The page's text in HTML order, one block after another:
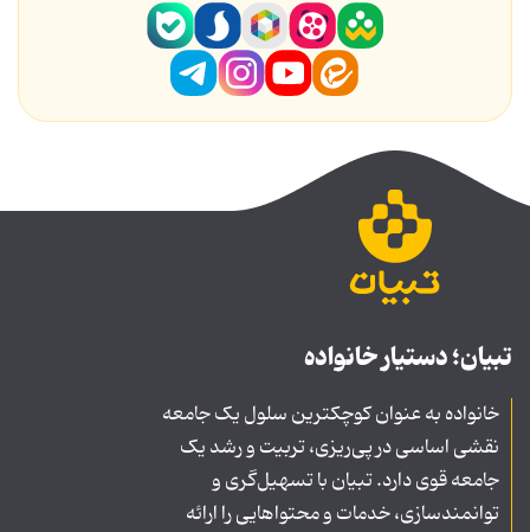
تبیان؛ دستیار خانواده
خانواده به عنوان کوچکترین سلول یک جامعه
نقشی اساسی در پی‌ریزی، تربیت و رشد یک
جامعه قوی دارد. تبیان با تسهیل‌گری و
توانمندسازی، خدمات و محتواهایی را ارائه